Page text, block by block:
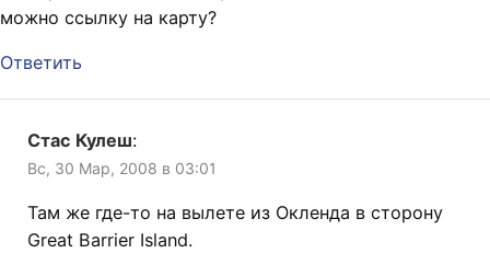
можно ссылку на карту?
Ответить
Стас Кулеш:
Вс, 30 Мар, 2008 в 03:01
Там же где-то на вылете из Окленда в сторону
Great Barrier Island.